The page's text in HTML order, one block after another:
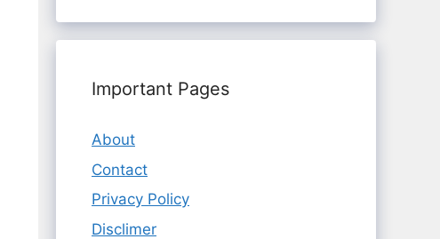
Important Pages
About
Contact
Privacy Policy
Disclimer